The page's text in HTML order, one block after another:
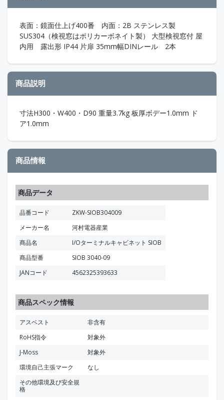
表面：鏡面仕上げ400番 内面：2B ステンレス製
SUS304（検視窓はポリカーボネイト製） 大型検視窓付 屋
内用 露出形 IP44 片扉 35mm幅DINレール 2本
商品説明
寸法H300・W400・D90 重量3.7kg 板厚ボデー1.0mm ド
ア1.0mm
商品情報
商品データ
品番コード
ZKW-SIOB304009
メーカー名
河村電器産業
商品名
I/Oターミナルキャビネット SIOB
商品型番
SIOB 3040-09
JANコード
4562325393633
商品スペック情報
アスベスト
非含有
RoHS指令
対象外
J-Moss
対象外
環境自己主張マーク
なし
その他環境及び安全規
格